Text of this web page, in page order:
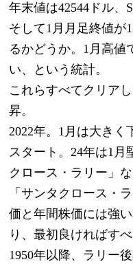
年末値は42544ドル、
そして1月月足終値が
るかどうか。1月高値
い、という統計。
これらすべてクリア
昇。
2022年。1月は大きく
スタート。24年は1月
クロース・ラリー」な
「サンタクロース・
価と年間株価には強
り、最初良ければすべ
1950年以降、ラリー